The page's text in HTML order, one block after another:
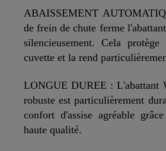
ABAISSEMENT
de frein de chute ferme
silencieusement. Cela
cuvette et la rend
LONGUE DUREE : L'abattant
robuste est particulièrement
confort d'assise agréable
haute qualité.